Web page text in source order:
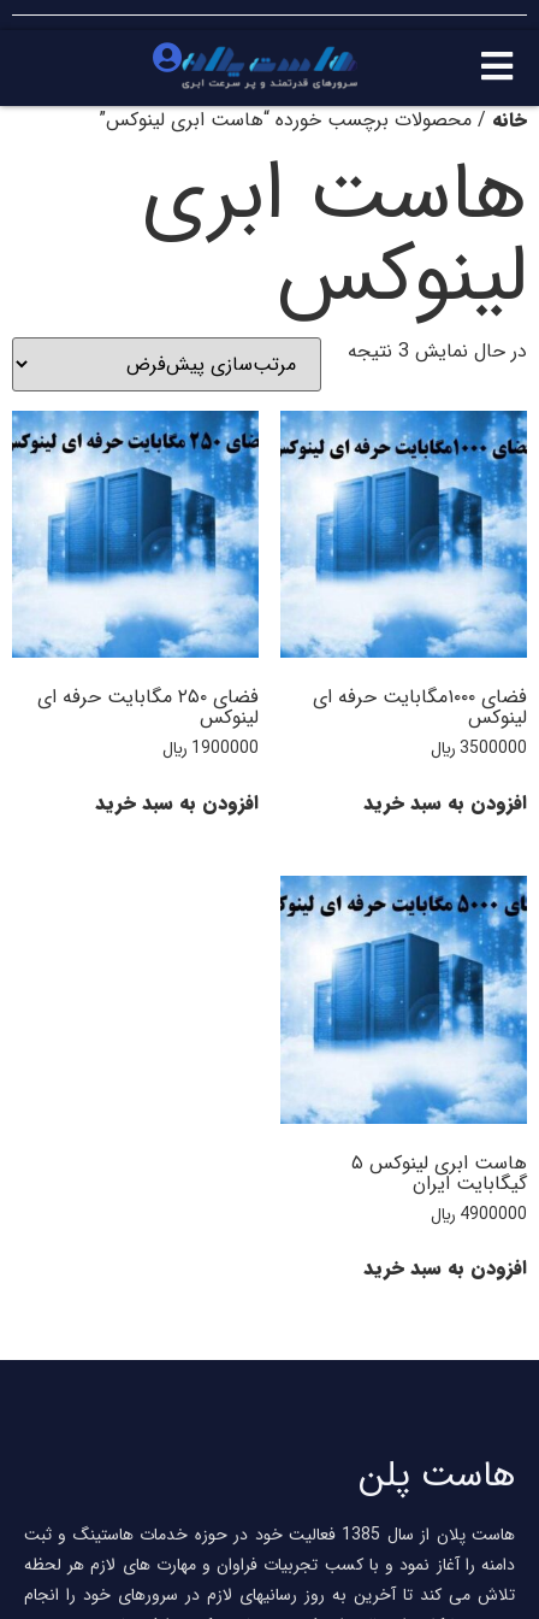
خانه / محصولات برچسب خورده “هاست ابری لینوکس”
هاست ابری
لینوکس
در حال نمایش 3 نتیجه
فضای ۱۰۰۰مگابایت حرفه ای
لینوکس
3500000 ﷼
افزودن به سبد خرید
فضای ۲۵۰ مگابایت حرفه ای
لینوکس
1900000 ﷼
افزودن به سبد خرید
هاست ابری لینوکس ۵
گیگابایت ایران
4900000 ﷼
افزودن به سبد خرید
هاست پلن
هاست پلان از سال 1385 فعالیت خود در حوزه خدمات هاستینگ و ثبت
دامنه را آغاز نمود و با کسب تجربیات فراوان و مهارت های لازم هر لحظه
تلاش می کند تا آخرین به روز رسانیهای لازم در سرورهای خود را انجام